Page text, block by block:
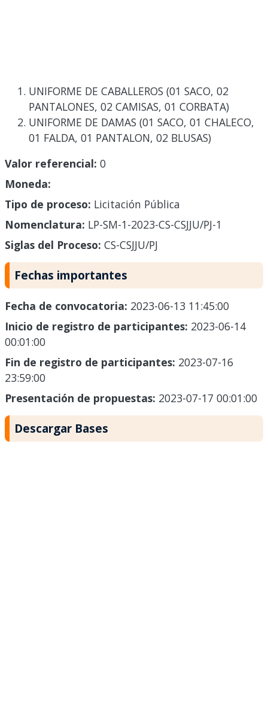
UNIFORME DE CABALLEROS (01 SACO, 02
PANTALONES, 02 CAMISAS, 01 CORBATA)
UNIFORME DE DAMAS (01 SACO, 01 CHALECO,
01 FALDA, 01 PANTALON, 02 BLUSAS)
Valor referencial: 0
Moneda:
Tipo de proceso: Licitación Pública
Nomenclatura: LP-SM-1-2023-CS-CSJJU/PJ-1
Siglas del Proceso: CS-CSJJU/PJ
Fechas importantes
Fecha de convocatoria: 2023-06-13 11:45:00
Inicio de registro de participantes: 2023-06-14
00:01:00
Fin de registro de participantes: 2023-07-16
23:59:00
Presentación de propuestas: 2023-07-17 00:01:00
Descargar Bases